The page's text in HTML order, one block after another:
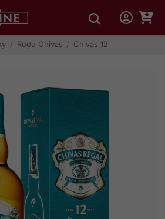
/ Rượu Chivas / Chivas 12